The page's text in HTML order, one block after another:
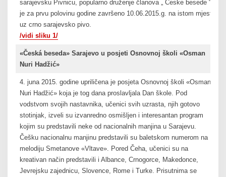
sarajevsku Pivnicu, popularno druženje članova „ Česke besede “
je za prvu polovinu godine završeno 10.06.2015.g. na istom mjestu
uz crno sarajevsko pivo.
/vidi sliku 1/
«Česká beseda» Sarajevo u posjeti Osnovnoj školi «Osman
Nuri Hadžić»
4. juna 2015. godine upriličena je posjeta Osnovnoj školi «Osman
Nuri Hadžić» koja je tog dana proslavljala Dan škole. Pod
vodstvom svojih nastavnika, učenici svih uzrasta, njih gotovo
stotinjak, izveli su izvanredno osmišljen i interesantan program
kojim su predstavili neke od nacionalnih manjina u Sarajevu.
Češku nacionalnu manjinu predstavili su baletskom numerom na
melodiju Smetanove «Vltave». Pored Čeha, učenici su na
kreativan način predstavili i Albance, Crnogorce, Makedonce,
Jevrejsku zajednicu, Slovence, Rome i Turke. Prisutnima se